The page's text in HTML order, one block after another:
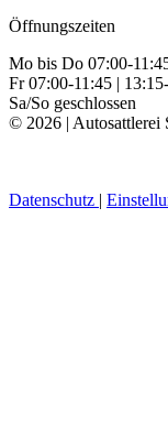
Öffnungszeiten
Mo bis Do 07:00-
Fr 07:00-11:45 |
Sa/So geschlossen
© 2026 | Autosattlerei
Datenschutz |